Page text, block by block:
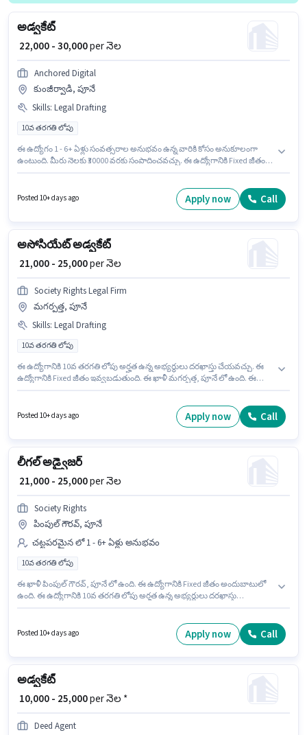
అడ్వకేట్
₹ 22,000 - 30,000per నెల
Anchored Digital
కుంజీర్వాడి, పూనే
Skills: Legal Drafting
10వ తరగతి లోపు
ఈ ఉద్యోగం 1 - 6+ ఏళ్లు సంవత్సరాల అనుభవం ఉన్న వారికి కోసం అనుకూలంగా
ఉంటుంది. మీరు నెలకు ₹30000 వరకు సంపాదించవచ్చు. ఈ ఉద్యోగానికి Fixed జీతం
నైపుణ్యాలు ఉండాలి. ఈ ఖాళీ కుంజీర్వాడి, పూనే లో ఉంది. Anchored Digital
చట్టపరమైన విభాగంలో అడ్వకేట్ ఉద్యోగానికి క్రియాశీలకంగా నియామకం
Posted 10+ days ago Apply now Call
అసోసియేట్ అడ్వకేట్
₹ 21,000 - 25,000per నెల
Society Rights Legal Firm
మగర్పత్త, పూనే
Skills: Legal Drafting
10వ తరగతి లోపు
ఈ ఉద్యోగానికి 10వ తరగతి లోపు అర్హత ఉన్న అభ్యర్థులు దరఖాస్తు చేయవచ్చు. ఈ
ఉద్యోగానికి Fixed జీతం ఇవ్వబడుతుంది. ఈ ఖాళీ మగర్పత్త, పూనే లో ఉంది. ఈ
జరుగుతోంది. ఈ ఉద్యోగం 1 - 6+ ఏళ్లు సంవత్సరాల అనుభవం ఉన్న వారికి కోసం
అనుకూలంగా ఉంటుంది. మీరు నెలకు ₹25000 వరకు సంపాదించవచ్చు.
Posted 10+ days ago Apply now Call
లీగల్ అడ్వైజర్
₹ 21,000 - 25,000per నెల
Society Rights
పింపుల్ గౌరవ్, పూనే
చట్టపరమైన లో 1 - 6+ ఏళ్లు అనుభవం
10వ తరగతి లోపు
ఈ ఖాళీ పింపుల్ గౌరవ్, పూనే లో ఉంది. ఈ ఉద్యోగానికి Fixed జీతం అందుబాటులో
ఉంది. ఈ ఉద్యోగానికి 10వ తరగతి లోపు అర్హత ఉన్న అభ్యర్థులు దరఖాస్తు
గా చేరండి.
Posted 10+ days ago Apply now Call
అడ్వకేట్
₹ 10,000 - 25,000per నెల *
Deed Agent